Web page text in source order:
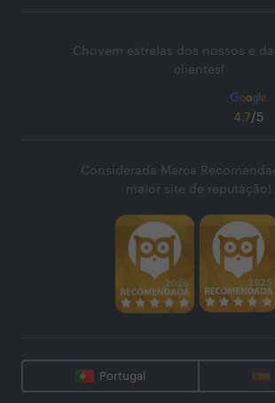
Chovem estrelas dos nossos e
clientes!
4.7/5
Considerada Marca
maior site de reputação!
Portugal